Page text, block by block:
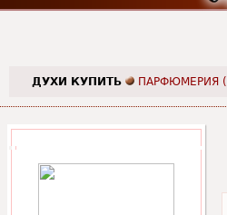
ДУХИ КУПИТЬ ПАРФЮМЕРИЯ (